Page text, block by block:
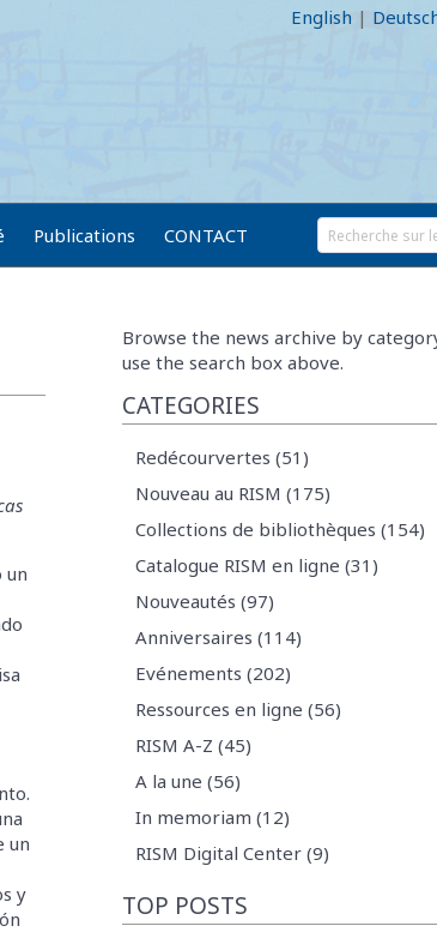
English |
Publications CONTACT
un
un
y
Browse the news archive by
use the search box above.
CATEGORIES
Redécourvertes (51)
Nouveau au RISM (175)
Collections de bibliothèques (154)
Catalogue RISM en ligne (31)
Nouveautés (97)
Anniversaires (114)
Evénements (202)
Ressources en ligne (56)
RISM A-Z (45)
A la une (56)
In memoriam (12)
RISM Digital Center (9)
TOP POSTS